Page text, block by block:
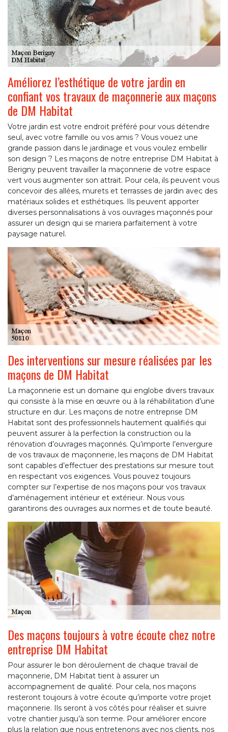
Améliorez l’esthétique de votre jardin en
confiant vos travaux de maçonnerie aux maçons
de DM Habitat
Votre jardin est votre endroit préféré pour vous détendre
seul, avec votre famille ou vos amis ? Vous vouez une
grande passion dans le jardinage et vous voulez embellir
son design ? Les maçons de notre entreprise DM Habitat à
Berigny peuvent travailler la maçonnerie de votre espace
vert vous augmenter son attrait. Pour cela, ils peuvent vous
concevoir des allées, murets et terrasses de jardin avec des
matériaux solides et esthétiques. Ils peuvent apporter
diverses personnalisations à vos ouvrages maçonnés pour
assurer un design qui se mariera parfaitement à votre
paysage naturel.
Des interventions sur mesure réalisées par les
maçons de DM Habitat
La maçonnerie est un domaine qui englobe divers travaux
qui consiste à la mise en œuvre ou à la réhabilitation d’une
structure en dur. Les maçons de notre entreprise DM
Habitat sont des professionnels hautement qualifiés qui
peuvent assurer à la perfection la construction ou la
rénovation d’ouvrages maçonnés. Qu’importe l’envergure
de vos travaux de maçonnerie, les maçons de DM Habitat
sont capables d’effectuer des prestations sur mesure tout
en respectant vos exigences. Vous pouvez toujours
compter sur l’expertise de nos maçons pour vos travaux
d’aménagement intérieur et extérieur. Nous vous
garantirons des ouvrages aux normes et de toute beauté.
Des maçons toujours à votre écoute chez notre
entreprise DM Habitat
Pour assurer le bon déroulement de chaque travail de
maçonnerie, DM Habitat tient à assurer un
accompagnement de qualité. Pour cela, nos maçons
resteront toujours à votre écoute qu’importe votre projet
maçonnerie. Ils seront à vos côtés pour réaliser et suivre
votre chantier jusqu’à son terme. Pour améliorer encore
plus la relation que nous entretenons avec nos clients, nos